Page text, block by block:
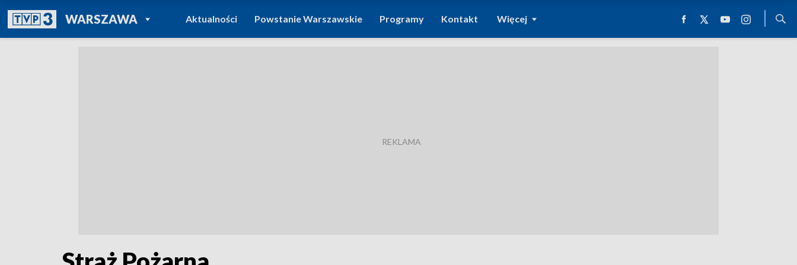
WARSZAWAPOWRÓT DO
TVP REGIONY
Aktualności Powstanie Warszawskie Programy Kontakt Więcej